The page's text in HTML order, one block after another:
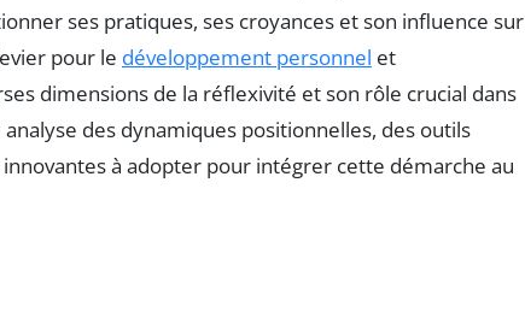
ses pratiques, ses croyances et son influence sur
pour le développement personnel et
dimensions de la réflexivité et son rôle crucial dans
des dynamiques positionnelles, des outils
à adopter pour intégrer cette démarche au